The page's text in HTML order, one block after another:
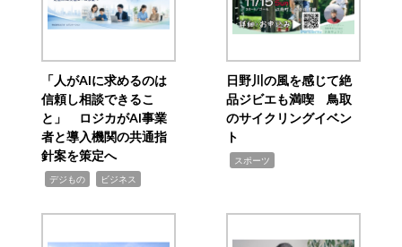
「人がAIに求めるのは
信頼し相談できるこ
と」 ロジカがAI事業
者と導入機関の共通指
針案を策定へ
デジもの ビジネス
日野川の風を感じて絶
品ジビエも満喫 鳥取
のサイクリングイベン
ト
スポーツ